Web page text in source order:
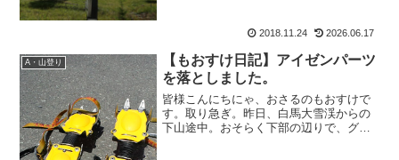
歩く、晩秋の登山。すんごく好き。それ
2018.11.24 2026.06.17
A・山登り
【もおすけ日記】アイゼンパーツ
を落としました。
皆様こんにちにゃ、おさるのもおすけで
す。取り急ぎ。昨日、白馬大雪渓からの
下山途中。おそらく下部の辺りで、グリ